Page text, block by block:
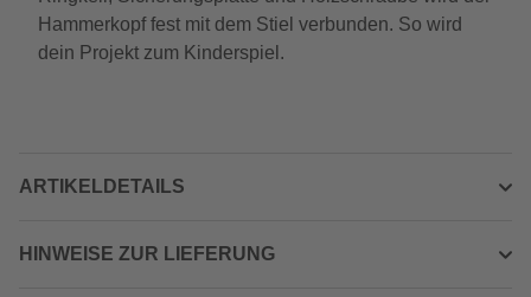
Hammerkopf fest mit dem Stiel verbunden. So wird
dein Projekt zum Kinderspiel.
ARTIKELDETAILS
HINWEISE ZUR LIEFERUNG